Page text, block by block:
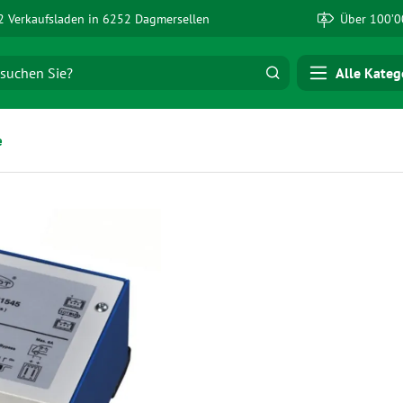
Verkaufsladen in 6252 Dagmersellen Über
Alle